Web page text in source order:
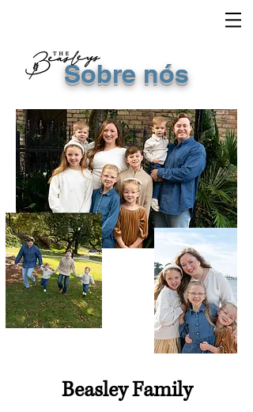
Sobre nós
Beasley Family